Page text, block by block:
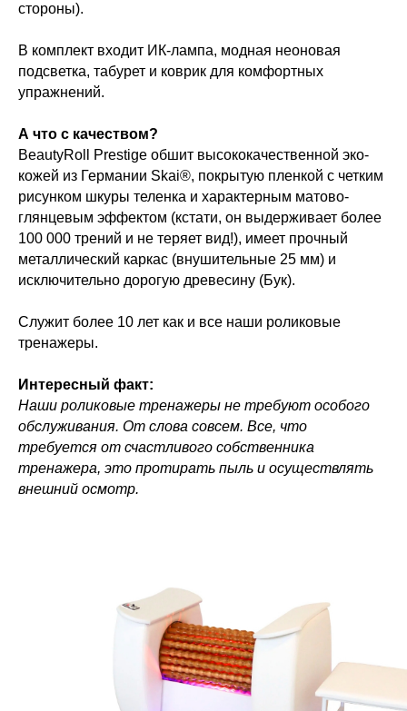
стороны).
В комплект входит ИК-лампа, модная неоновая
подсветка, табурет и коврик для комфортных
упражнений.
А что с качеством?
BeautyRoll Prestige обшит высококачественной эко-
кожей из Германии Skai®, покрытую пленкой с четким
рисунком шкуры теленка и характерным матово-
глянцевым эффектом (кстати, он выдерживает более
100 000 трений и не теряет вид!), имеет прочный
металлический каркас (внушительные 25 мм) и
исключительно дорогую древесину (Бук).
Служит более 10 лет как и все наши роликовые
тренажеры.
Интересный факт:
Наши роликовые тренажеры не требуют особого
обслуживания. От слова совсем. Все, что
требуется от счастливого собственника
тренажера, это протирать пыль и осуществлять
внешний осмотр.